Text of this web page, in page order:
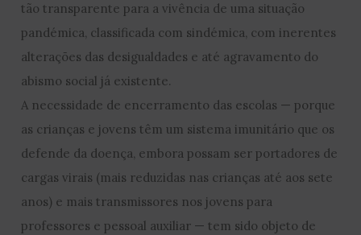
tão transparente para a vivência de uma situação
pandémica, classificada com sindémica, com inerentes
alterações das desigualdades e até agravamento do
abismo social já existente.
A necessidade de encerramento das escolas — porque
as crianças e jovens têm um sistema imunitário que os
defende da doença, embora possam ser portadores de
cargas virais (mais reduzidas nas crianças até aos sete
anos) e mais transmissores nos jovens para
professores e pessoal auxiliar — tem sido objeto de